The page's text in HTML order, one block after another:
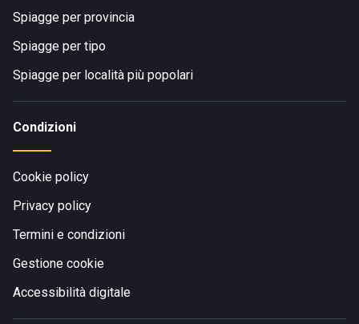
Spiagge per provincia
Spiagge per tipo
Spiagge per località più popolari
Condizioni
Cookie policy
Privacy policy
Termini e condizioni
Gestione cookie
Accessibilità digitale